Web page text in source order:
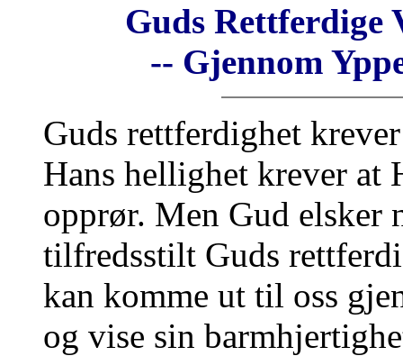
Guds Rettferdige
-- Gjennom
Guds rettferdighet
Hans hellighet krever at
opprør. Men Gud elsker
tilfredsstilt Guds
kan komme ut til oss
og vise sin